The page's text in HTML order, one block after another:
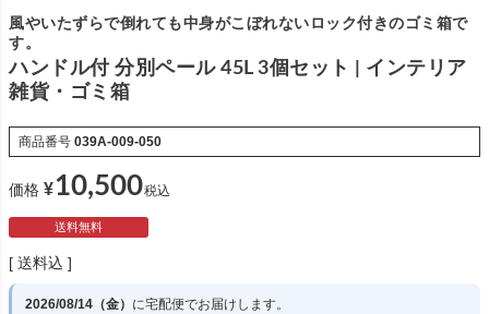
風やいたずらで倒れても中身がこぼれないロック付きのゴミ箱で
す。
ハンドル付 分別ペール 45L 3個セット | インテリア
雑貨・ゴミ箱
商品番号 039A-009-050
価格 ¥10,500税込
送料無料
送料込
2026/08/14（金） に宅配便でお届けします。